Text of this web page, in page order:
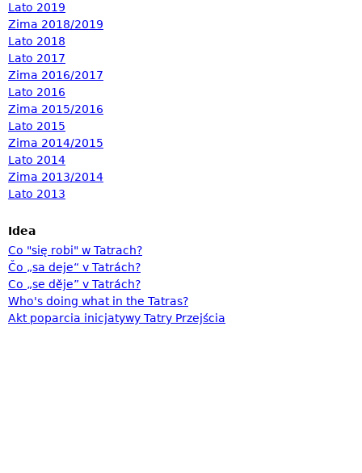
Lato 2019
Zima 2018/2019
Lato 2018
Lato 2017
Zima 2016/2017
Lato 2016
Zima 2015/2016
Lato 2015
Zima 2014/2015
Lato 2014
Zima 2013/2014
Lato 2013
Idea
Co "się robi" w Tatrach?
Čo „sa deje“ v Tatrách?
Co „se děje” v Tatrách?
Who's doing what in the Tatras?
Akt poparcia inicjatywy Tatry Przejścia